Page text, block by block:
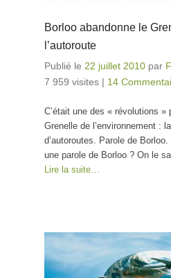
Borloo abandonne le
l’autoroute
Publié le 22 juillet 2010 par
7 959 visites | 14
C’était une des « révolutions »
Grenelle de l’environnement :
d’autoroutes. Parole de
une parole de Borloo ? On le
Lire la suite…